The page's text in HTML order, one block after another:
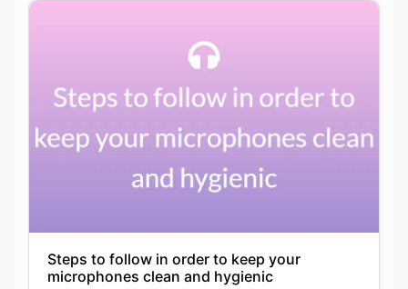
Steps to follow in order to keep your
microphones clean and hygienic